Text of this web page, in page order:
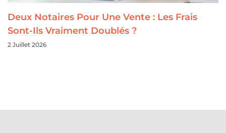
Deux Notaires Pour Une Vente : Les Frais
Sont-Ils Vraiment Doublés ?
2 Juillet 2026